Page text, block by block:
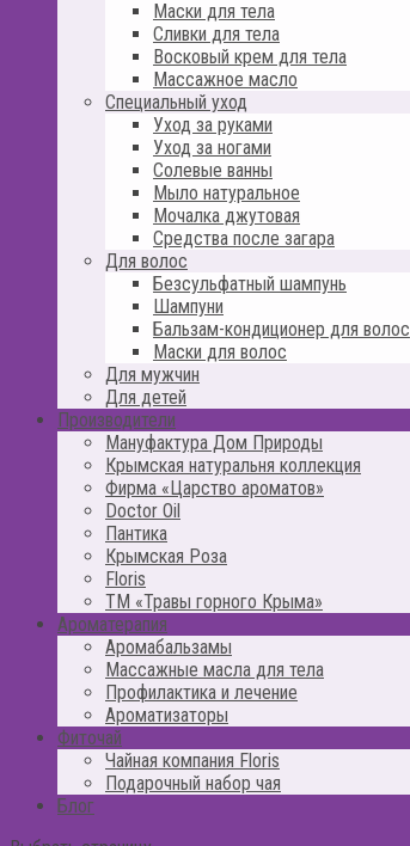
Маски для тела
Сливки для тела
Восковый крем для тела
Массажное масло
Специальный уход
Уход за руками
Уход за ногами
Солевые ванны
Мыло натуральное
Мочалка джутовая
Средства после загара
Для волос
Безсульфатный шампунь
Шампуни
Бальзам-кондиционер для волос
Маски для волос
Для мужчин
Для детей
Производители
Мануфактура Дом Природы
Крымская натуральня коллекция
Фирма «Царство ароматов»
Doctor Oil
Пантика
Крымская Роза
Floris
ТМ «Травы горного Крыма»
Ароматерапия
Аромабальзамы
Массажные масла для тела
Профилактика и лечение
Ароматизаторы
Фиточай
Чайная компания Floris
Подарочный набор чая
Блог